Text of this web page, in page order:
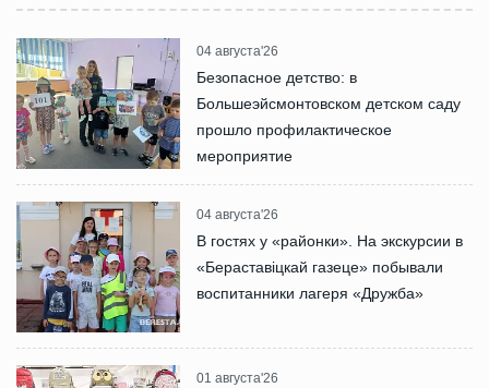
04 августа'26
Безопасное детство: в
Большеэйсмонтовском детском саду
прошло профилактическое
мероприятие
04 августа'26
В гостях у «районки». На экскурсии в
«Бераставіцкай газеце» побывали
воспитанники лагеря «Дружба»
01 августа'26